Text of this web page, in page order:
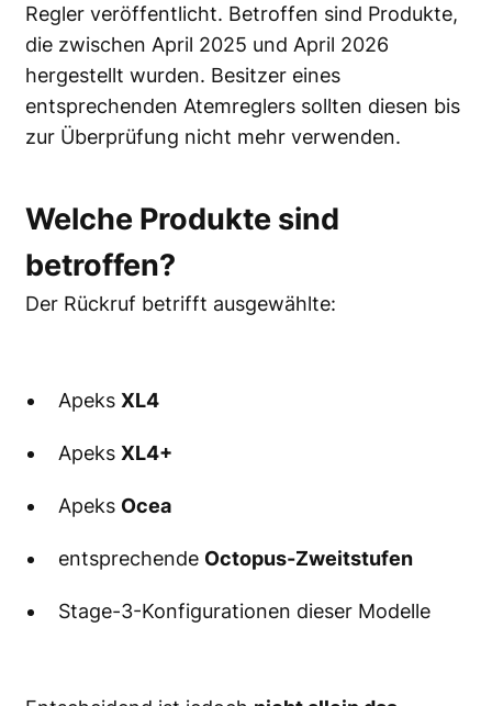
Regler veröffentlicht. Betroffen sind Produkte,
die zwischen April 2025 und April 2026
hergestellt wurden. Besitzer eines
entsprechenden Atemreglers sollten diesen bis
zur Überprüfung nicht mehr verwenden.
Welche Produkte sind
betroffen?
Der Rückruf betrifft ausgewählte:
Apeks XL4
Apeks XL4+
Apeks Ocea
entsprechende Octopus-Zweitstufen
Stage-3-Konfigurationen dieser Modelle